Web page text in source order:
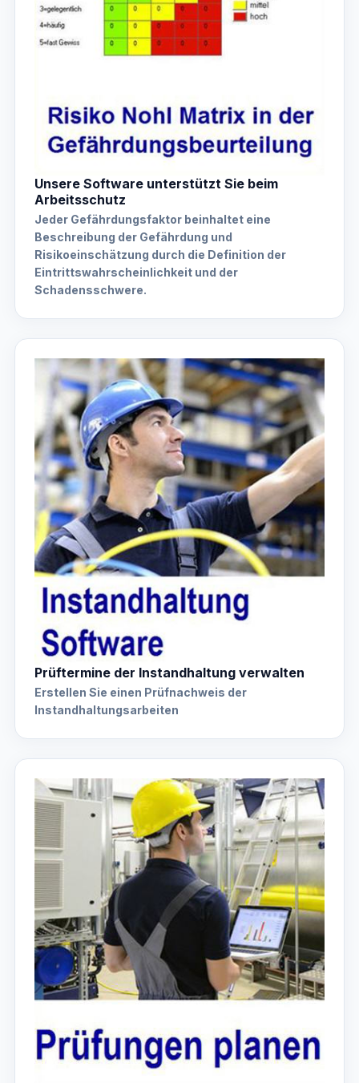
Unsere Software unterstützt Sie beim
Arbeitsschutz
Jeder Gefährdungsfaktor beinhaltet eine
Beschreibung der Gefährdung und
Risikoeinschätzung durch die Definition der
Eintrittswahrscheinlichkeit und der
Schadensschwere.
Prüftermine der Instandhaltung verwalten
Erstellen Sie einen Prüfnachweis der
Instandhaltungsarbeiten